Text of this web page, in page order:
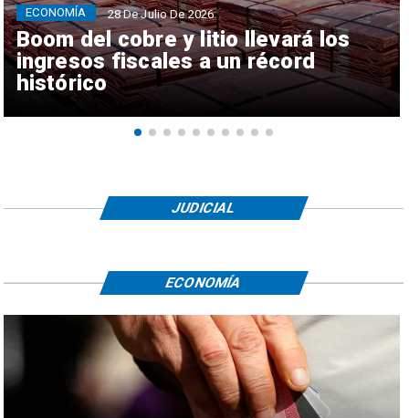
Boom del cobre y litio llevará los
ingresos fiscales a un récord
histórico
ECONOMÍA 28 De Julio De 2026
JUDICIAL
ECONOMÍA